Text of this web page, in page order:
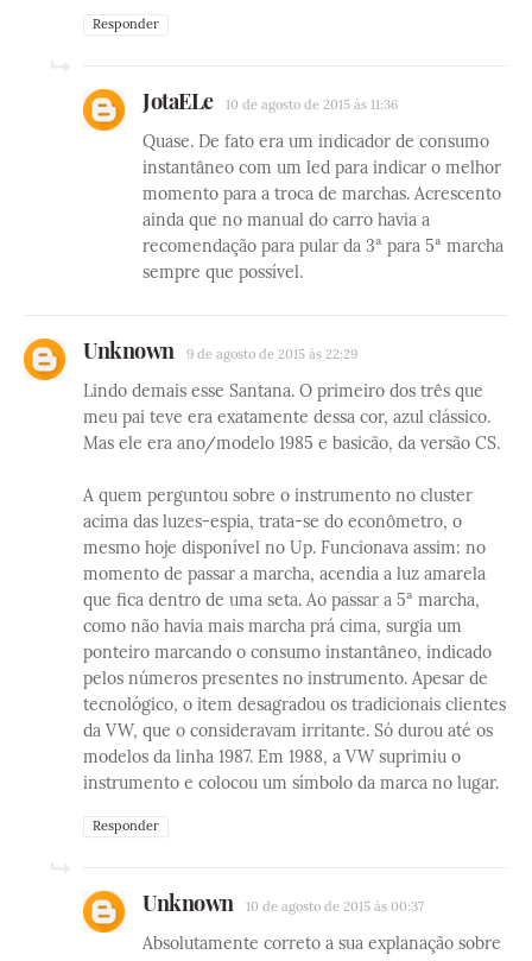
Responder
JotaELe 10 de agosto de 2015 às 11:36
Quase. De fato era um indicador de consumo
instantâneo com um led para indicar o melhor
momento para a troca de marchas. Acrescento
ainda que no manual do carro havia a
recomendação para pular da 3ª para 5ª marcha
sempre que possível.
Unknown 9 de agosto de 2015 às 22:29
Lindo demais esse Santana. O primeiro dos três que
meu pai teve era exatamente dessa cor, azul clássico.
Mas ele era ano/modelo 1985 e basicão, da versão CS.
A quem perguntou sobre o instrumento no cluster
acima das luzes-espia, trata-se do econômetro, o
mesmo hoje disponível no Up. Funcionava assim: no
momento de passar a marcha, acendia a luz amarela
que fica dentro de uma seta. Ao passar a 5ª marcha,
como não havia mais marcha prá cima, surgia um
ponteiro marcando o consumo instantâneo, indicado
pelos números presentes no instrumento. Apesar de
tecnológico, o item desagradou os tradicionais clientes
da VW, que o consideravam irritante. Só durou até os
modelos da linha 1987. Em 1988, a VW suprimiu o
instrumento e colocou um símbolo da marca no lugar.
Responder
Unknown 10 de agosto de 2015 às 00:37
Absolutamente correto a sua explanação sobre